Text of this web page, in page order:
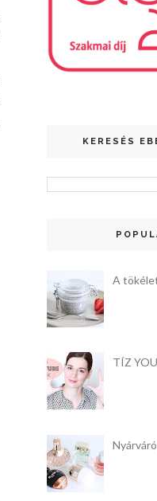
KERESÉS
A
TÍZ